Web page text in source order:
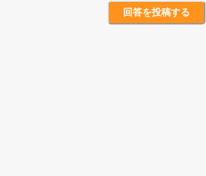
回答を投稿する